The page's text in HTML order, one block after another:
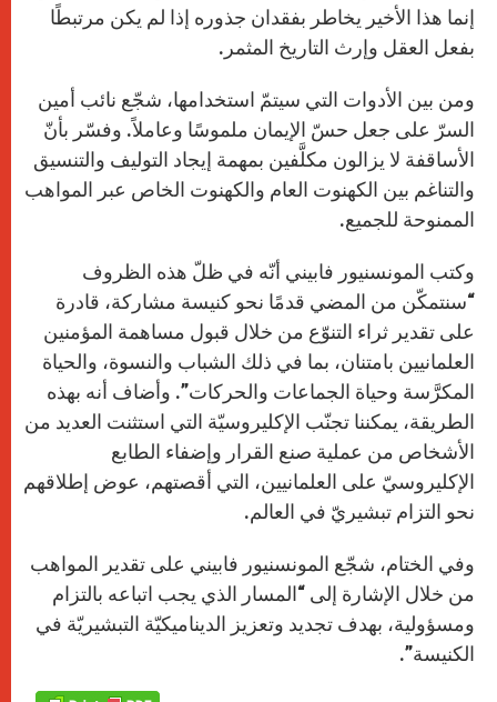
إنما هذا الأخير يخاطر بفقدان جذوره إذا لم يكن مرتبطًا
بفعل العقل وإرث التاريخ المثمر.
ومن بين الأدوات التي سيتمّ استخدامها، شجّع نائب أمين
السرّ على جعل حسّ الإيمان ملموسًا وعاملاً. وفسّر بأنّ
الأساقفة لا يزالون مكلَّفين بمهمة إيجاد التوليف والتنسيق
والتناغم بين الكهنوت العام والكهنوت الخاص عبر المواهب
الممنوحة للجميع.
وكتب المونسنيور فابيني أنّه في ظلّ هذه الظروف
“سنتمكّن من المضي قدمًا نحو كنيسة مشاركة، قادرة
على تقدير ثراء التنوّع من خلال قبول مساهمة المؤمنين
العلمانيين بامتنان، بما في ذلك الشباب والنسوة، والحياة
المكرَّسة وحياة الجماعات والحركات”. وأضاف أنه بهذه
الطريقة، يمكننا تجنّب الإكليروسيّة التي استثنت العديد من
الأشخاص من عملية صنع القرار وإضفاء الطابع
الإكليروسيّ على العلمانيين، التي أقصتهم، عوض إطلاقهم
نحو التزام تبشيريّ في العالم.
وفي الختام، شجّع المونسنيور فابيني على تقدير المواهب
من خلال الإشارة إلى “المسار الذي يجب اتباعه بالتزام
ومسؤولية، بهدف تجديد وتعزيز الديناميكيّة التبشيريّة في
الكنيسة”.